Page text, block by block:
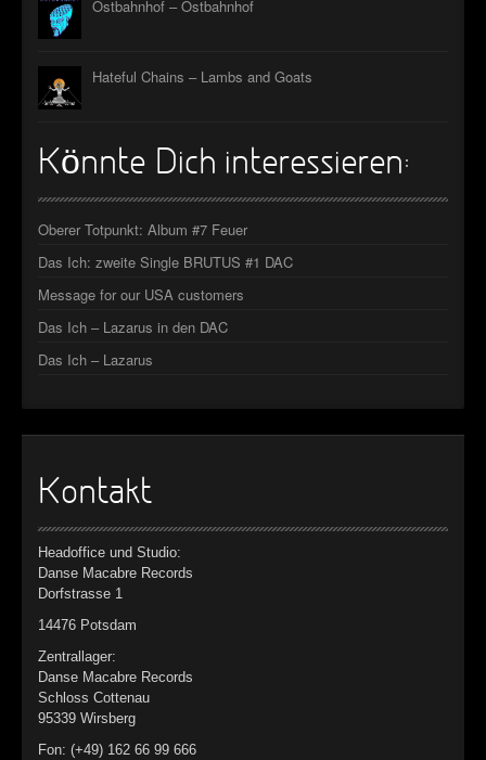
Ostbahnhof – Ostbahnhof
Hateful Chains – Lambs and Goats
Könnte Dich interessieren:
Oberer Totpunkt: Album #7 Feuer
Das Ich: zweite Single BRUTUS #1 DAC
Message for our USA customers
Das Ich – Lazarus in den DAC
Das Ich – Lazarus
Kontakt
Headoffice und Studio:
Danse Macabre Records
Dorfstrasse 1
14476 Potsdam
Zentrallager:
Danse Macabre Records
Schloss Cottenau
95339 Wirsberg
Fon: (+49) 162 66 99 666